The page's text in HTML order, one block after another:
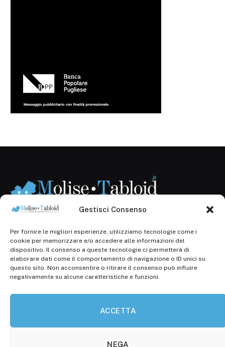
Gestisci Consenso
Per fornire le migliori esperienze, utilizziamo tecnologie come i
cookie per memorizzare e/o accedere alle informazioni del
dispositivo. Il consenso a queste tecnologie ci permetterà di
elaborare dati come il comportamento di navigazione o ID unici su
questo sito. Non acconsentire o ritirare il consenso può influire
negativamente su alcune caratteristiche e funzioni.
ACCETTA
NEGA
Registr. presso il Tribunale di Campobasso: 3/2013 del
14.11.2013, Cron. 1254
Roc: iscrizione n° 25549 (Prot. 1138/com/15 del
30.04.2015)
P.Iva: 01707150700